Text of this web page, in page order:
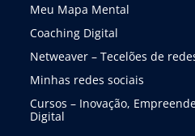
Meu Mapa Mental
Coaching Digital
Netweaver – Tecelões de
Minhas redes sociais
Cursos – Inovação,
Digital